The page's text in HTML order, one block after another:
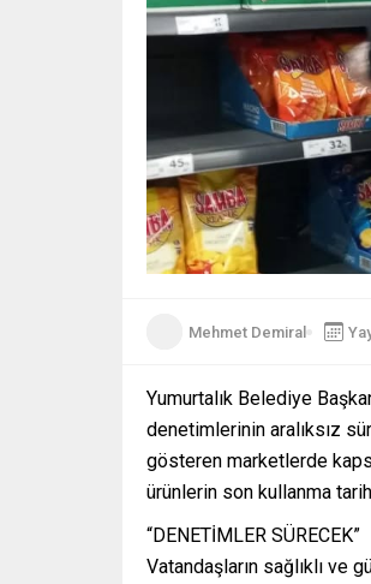
Mehmet Demiral
Yumurtalık Belediye
denetimlerinin aralıksız
gösteren marketlerde
ürünlerin son kullanma
“DENETİMLER SÜRECEK”
Vatandaşların sağlıklı ve